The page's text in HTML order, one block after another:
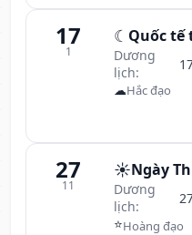
17
1
☾ Quốc tế
Dương
lịch:
☁Hắc đạo
27
11
☀️Ngày
Dương
lịch:
⭐Hoàng đạo